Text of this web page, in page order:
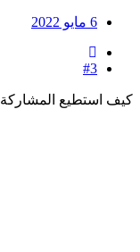
6 مايو 2022
#3
كيف استطيع المشاركة